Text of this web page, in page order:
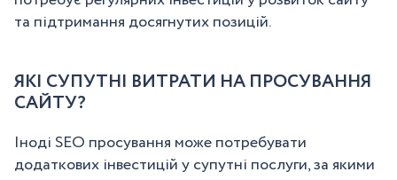
та підтримання досягнутих позицій.
ЯКІ СУПУТНІ ВИТРАТИ НА ПРОСУВАННЯ
САЙТУ?
Іноді SEO просування може потребувати
додаткових інвестицій у супутні послуги, за якими